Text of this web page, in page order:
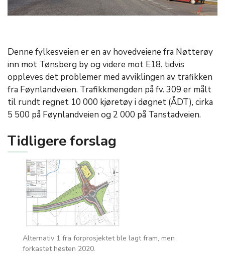
Denne fylkesveien er en av hovedveiene fra Nøtterøy
inn mot Tønsberg by og videre mot E18. tidvis
oppleves det problemer med avviklingen av trafikken
fra Føynlandveien. Trafikkmengden på fv. 309 er målt
til rundt regnet 10 000 kjøretøy i døgnet (ÅDT), cirka
5 500 på Føynlandveien og 2 000 på Tanstadveien.
Tidligere forslag
Alternativ 1 fra forprosjektet ble lagt fram, men
forkastet høsten 2020.